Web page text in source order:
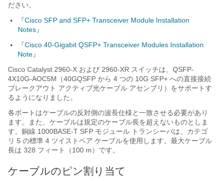
ださい。
『Cisco SFP and SFP+ Transceiver Module Installation
Notes』
『Cisco 40-Gigabit QSFP+ Transceiver Modules Installation
Note』
Cisco Catalyst 2960-X および 2960-XR スイッチは、QSFP-
4X10G-AOC5M（40GQSFP から 4 つの 10G SFP+ への直接接続
ブレークアウト アクティブ光ケーブル アセンブリ）をサポートす
るようになりました。
各ポートはケーブルの反対側の波長仕様と一致させる必要があり
ます。また、ケーブルは規定のケーブル長を超えないものとしま
す。銅線 1000BASE-T SFP モジュール トランシーバは、カテゴ
リ 5 の標準 4 ツイストペア ケーブルを使用します。最大ケーブル
長は 328 フィート（100 m）です。
ケーブルのピン割り当て